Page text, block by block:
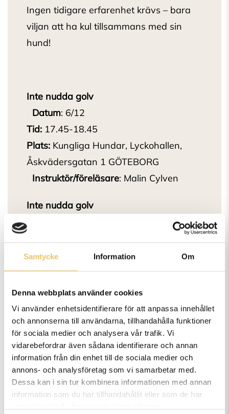
Samtycke Information Om
Denna webbplats använder cookies
Vi använder enhetsidentifierare för att anpassa innehållet
och annonserna till användarna, tillhandahålla funktioner
för sociala medier och analysera vår trafik. Vi
vidarebefordrar även sådana identifierare och annan
information från din enhet till de sociala medier och
annons- och analysföretag som vi samarbetar med.
Dessa kan i sin tur kombinera informationen med annan
information som du har tillhandahållit eller som de har
Ingen tidigare erfarenhet krävs – bara
viljan att ha kul tillsammans med sin
hund!
Inte nudda golv
Datum: 6/12
Tid:17.45-18.45
Plats:Kungliga Hundar, Lyckohallen,
Åskvädersgatan 1 GÖTEBORG
Instruktör/föreläsare: Malin Cylven
Inte nudda golv
Datum
Plats:Kungliga Hundar, Lyckohallen,
Åskvädersgatan 1 GÖTEBORG
Instruktör/föreläsare
: Malin Cylven
Inte nudda golv
Datum: 14/12
Tid:17.45-18.45
Plats:Kungliga Hundar, Lyckohallen,
Åskvädersgatan 1 GÖTEBORG
Instruktör/föreläsare: Malin Cylven